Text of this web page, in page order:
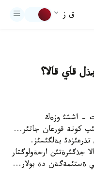
ق ز
قاي قالا؟
- اششئ وزةك
كونة قورعان جاتئر...
بةلگئسئز.
جذگئرةتئن ارحةولوگتار
ةستئمةگةن دة بولار...